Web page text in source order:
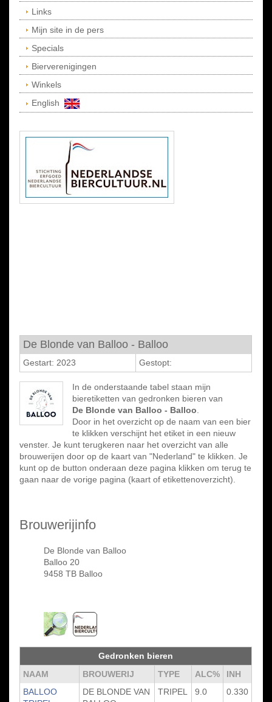
Links
Mijn site in de pers
Specials
Bierverenigingen
Winkels
English
De Blonde van Balloo - Balloo
Gestart: 2023 Gestopt:
In de onderstaande tabel staan mijn
bieretiketten van gedronken bieren van
De Blonde van Balloo - Balloo
Door in het overzicht op de naam van een bier
te klikken verschijnt het etiket in een nieuw
venster. Je kunt terugkeren naar het overzicht van alle
brouwerijen door op de kaart van "Nederland" te klikken. Je
kunt op de button onderaan deze pagina klikken om terug te
gaan naar de vorige pagina (kaart of etikettenoverzicht).
Brouwerijinfo
De Blonde van Balloo
Balloo 20
9458 TB Balloo
Gedronken bieren
NAAM
BROUWERIJ TYPE ALC%
INH
BALLOO
DE BLONDE VAN
TRIPEL 9.0 0.330